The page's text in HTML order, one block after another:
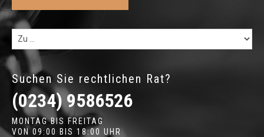
Suchen Sie rechtlichen Rat?
(0234) 9586526
MONTAG BIS FREITAG
VON 09:00 BIS 18:00 UHR